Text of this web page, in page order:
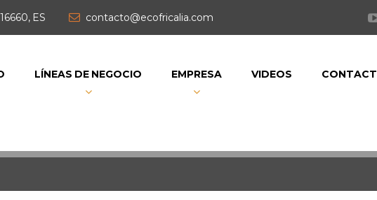
ES contacto@ecofricalia.com
LÍNEAS DE NEGOCIO EMPRESA VIDEOS